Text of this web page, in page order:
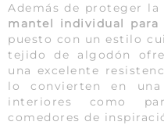
Además de proteger
mantel individual para
puesto con un estilo
tejido de algodón
una excelente
lo convierten en
interiores como
comedores de